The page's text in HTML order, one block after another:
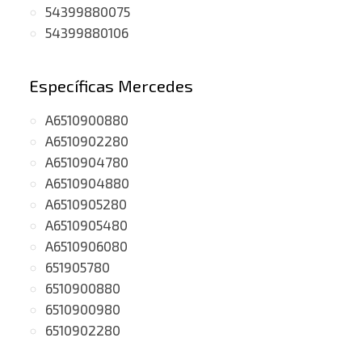
54399880075
54399880106
Específicas Mercedes
A6510900880
A6510902280
A6510904780
A6510904880
A6510905280
A6510905480
A6510906080
651905780
6510900880
6510900980
6510902280